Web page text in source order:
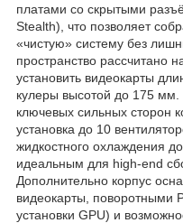
платами со скрытыми
Stealth), что позволяет
«чистую» систему без
пространство рассчитано
установить видеокарты
кулеры высотой до 175
ключевых сильных сторон
установка до 10
жидкостного охлаждения
идеальным для high-end
Дополнительно корпус
видеокарты, поворотными
установки GPU) и